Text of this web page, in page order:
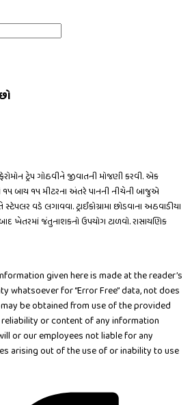
ટ્રેપ ગોઠવીને જીવાતની મોજણી કરવી. એક
૧૫ બાય ૧૫ મીટરના અંતરે પાનની નીચેની બાજુએ
સ્ટેપલર વડે લગાવવા. ટ્રાઈકોગ્રામા છોડવાના અઠવાડીયા
ખેતરમાં જંતુનાશકનો ઉપયોગ ટાળવો. રાસાયણિક
given here is made at the reader’s
whatsoever for “Error Free” data, not does
be obtained from use of the provided
or content of any information
or our employees not liable for any
arising out of the use of or inability to use